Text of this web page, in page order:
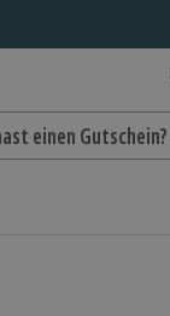
einen Gutschein?